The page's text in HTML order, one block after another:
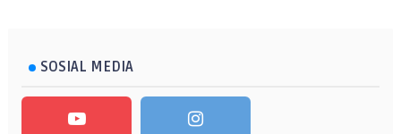
SOSIAL MEDIA